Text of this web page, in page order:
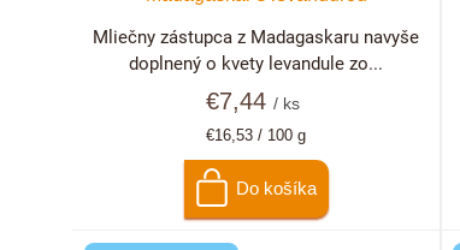
€7,44/ ks
Jednotková
€16,53 / 100 g
Do košíka
Mliečny zástupca z Madagaskaru navyše
doplnený o kvety levandule zo...